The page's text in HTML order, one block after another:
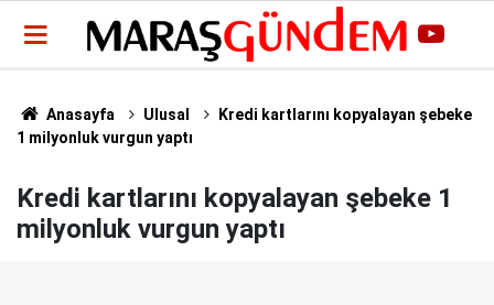
Anasayfa Ulusal
Kredi kartlarını kopyalayan şebeke
1 milyonluk vurgun yaptı
Kredi kartlarını kopyalayan şebeke 1
milyonluk vurgun yaptı